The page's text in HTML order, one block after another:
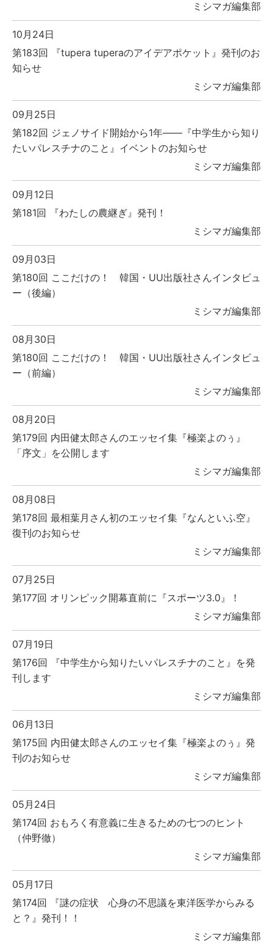
ミシマガ編集部
10月24日
第183回 『tupera tuperaのアイデアポケット』発刊のお
知らせ
ミシマガ編集部
09月25日
第182回 ジェノサイド開始から1年――『中学生から知り
たいパレスチナのこと』イベントのお知らせ
ミシマガ編集部
09月12日
第181回 『わたしの農継ぎ』発刊！
ミシマガ編集部
09月03日
第180回 ここだけの！ 韓国・UU出版社さんインタビュ
ー（後編）
ミシマガ編集部
08月30日
第180回 ここだけの！ 韓国・UU出版社さんインタビュ
ー（前編）
ミシマガ編集部
08月20日
第179回 内田健太郎さんのエッセイ集『極楽よのぅ』
「序文」を公開します
ミシマガ編集部
08月08日
第178回 最相葉月さん初のエッセイ集『なんといふ空』
復刊のお知らせ
ミシマガ編集部
07月25日
第177回 オリンピック開幕直前に『スポーツ3.0』！
ミシマガ編集部
07月19日
第176回 『中学生から知りたいパレスチナのこと』を発
刊します
ミシマガ編集部
06月13日
第175回 内田健太郎さんのエッセイ集『極楽よのぅ』発
刊のお知らせ
ミシマガ編集部
05月24日
第174回 おもろく有意義に生きるための七つのヒント
（仲野徹）
ミシマガ編集部
05月17日
第174回 『謎の症状 心身の不思議を東洋医学からみる
と？』発刊！！
ミシマガ編集部